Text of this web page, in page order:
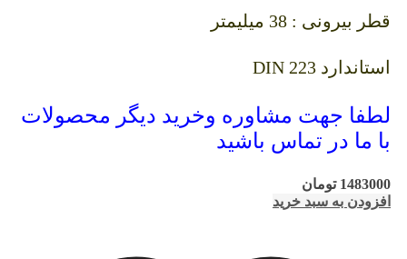
قطر بیرونی : 38 میلیمتر
استاندارد DIN 223
لطفا جهت مشاوره وخرید دیگر محصولات
با ما در تماس باشید
1483000 تومان
افزودن به سبد خرید